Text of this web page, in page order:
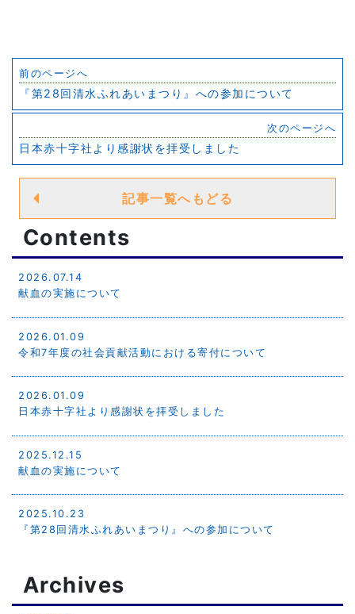
前のページへ
『第28回清水ふれあいまつり』への参加について
次のページへ
日本赤十字社より感謝状を拝受しました
記事一覧へもどる
Contents
2026.07.14
献血の実施について
2026.01.09
令和7年度の社会貢献活動における寄付について
2026.01.09
日本赤十字社より感謝状を拝受しました
2025.12.15
献血の実施について
2025.10.23
『第28回清水ふれあいまつり』への参加について
Archives